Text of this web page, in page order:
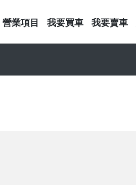
營業項目 我要買車 我要賣車